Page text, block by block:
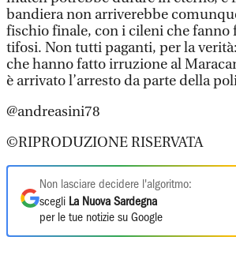
bandiera non arriverebbe
fischio finale, con i cileni che fanno
tifosi. Non tutti paganti, per la
che hanno fatto irruzione al
è arrivato l’arresto da parte della
@andreasini78
©RIPRODUZIONE RISERVATA
Non lasciare decidere l'algoritmo:
scegli La Nuova Sardegna
per le tue notizie su Google